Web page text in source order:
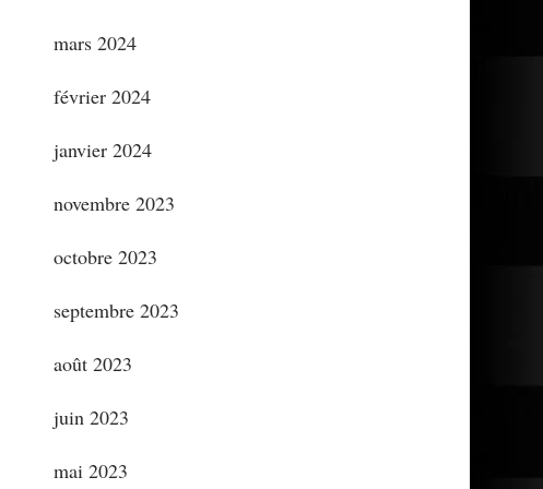
mars 2024
février 2024
janvier 2024
novembre 2023
octobre 2023
septembre 2023
août 2023
juin 2023
mai 2023